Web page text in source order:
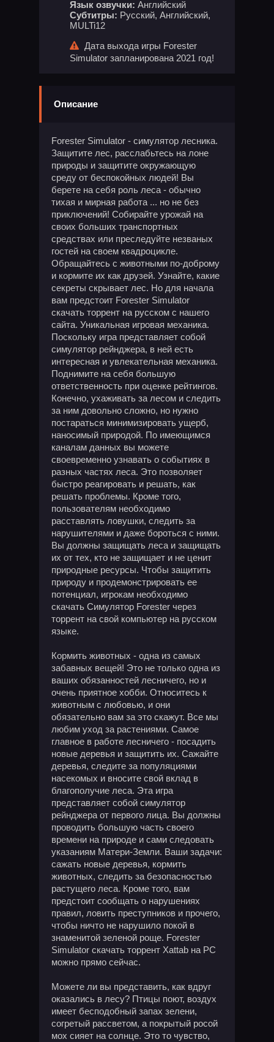
Язык озвучки: Английский
Субтитры: Русский, Английский,
MULTi12
Дата выхода игры Forester
Simulator запланирована 2021 год!
Описание
Forester Simulator - симулятор лесника.
Защитите лес, расслабьтесь на лоне
природы и защитите окружающую
среду от беспокойных людей! Вы
берете на себя роль леса - обычно
тихая и мирная работа ... но не без
приключений! Собирайте урожай на
своих больших транспортных
средствах или преследуйте незваных
гостей на своем квадроцикле.
Обращайтесь с животными по-доброму
и кормите их как друзей. Узнайте, какие
секреты скрывает лес. Но для начала
вам предстоит Forester Simulator
скачать торрент на русском с нашего
сайта. Уникальная игровая механика.
Поскольку игра представляет собой
симулятор рейнджера, в ней есть
интересная и увлекательная механика.
Поднимите на себя большую
ответственность при оценке рейтингов.
Конечно, ухаживать за лесом и следить
за ним довольно сложно, но нужно
постараться минимизировать ущерб,
наносимый природой. По имеющимся
каналам данных вы можете
своевременно узнавать о событиях в
разных частях леса. Это позволяет
быстро реагировать и решать, как
решать проблемы. Кроме того,
пользователям необходимо
расставлять ловушки, следить за
нарушителями и даже бороться с ними.
Вы должны защищать леса и защищать
их от тех, кто не защищает и не ценит
природные ресурсы. Чтобы защитить
природу и продемонстрировать ее
потенциал, игрокам необходимо
скачать Симулятор Forester через
торрент на свой компьютер на русском
языке.
Кормить животных - одна из самых
забавных вещей! Это не только одна из
ваших обязанностей лесничего, но и
очень приятное хобби. Относитесь к
животным с любовью, и они
обязательно вам за это скажут. Все мы
любим уход за растениями. Самое
главное в работе лесничего - посадить
новые деревья и защитить их. Сажайте
деревья, следите за популяциями
насекомых и вносите свой вклад в
благополучие леса. Эта игра
представляет собой симулятор
рейнджера от первого лица. Вы должны
проводить большую часть своего
времени на природе и сами следовать
указаниям Матери-Земли. Ваши задачи:
сажать новые деревья, кормить
животных, следить за безопасностью
растущего леса. Кроме того, вам
предстоит сообщать о нарушениях
правил, ловить преступников и прочего,
чтобы ничто не нарушило покой в ​​
знаменитой зеленой роще. Forester
Simulator скачать торрент Xattab на PC
можно прямо сейчас.
Можете ли вы представить, как вдруг
оказались в лесу? Птицы поют, воздух
имеет бесподобный запах зелени,
согретый рассветом, а покрытый росой
мох сияет на солнце. Это то чувство,